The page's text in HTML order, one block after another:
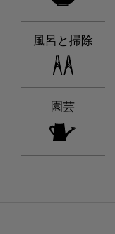
風呂と掃除
園芸